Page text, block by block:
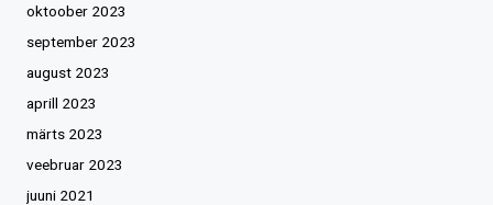
oktoober 2023
september 2023
august 2023
aprill 2023
märts 2023
veebruar 2023
juuni 2021